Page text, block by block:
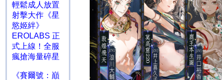
輕鬆成人放置
射擊大作《星
慾姬絆》
EROLABS 正
式上線！全服
瘋搶海量碎星
《賽爾號：巔